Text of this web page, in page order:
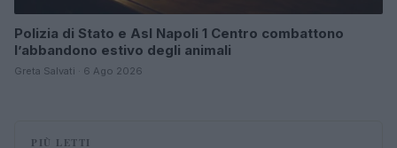
Polizia di Stato e Asl Napoli 1 Centro combattono
l’abbandono estivo degli animali
Greta Salvati · 6 Ago 2026
PIÙ LETTI